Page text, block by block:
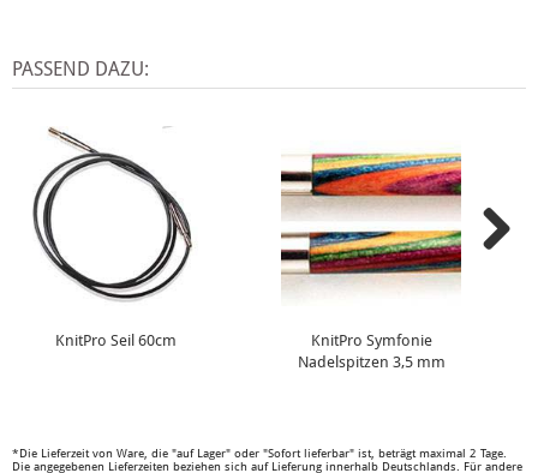
PASSEND DAZU:
KnitPro Seil 60cm
KnitPro Symfonie
Nadelspitzen 3,5 mm
*Die Lieferzeit von Ware, die "auf Lager" oder "Sofort lieferbar" ist, beträgt maximal 2 Tage.
Die angegebenen Lieferzeiten beziehen sich auf Lieferung innerhalb Deutschlands. Für andere